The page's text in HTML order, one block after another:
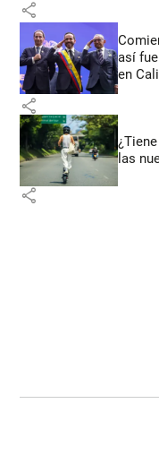
share
así
en Cali
share
las
share